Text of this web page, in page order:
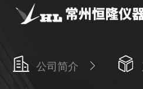
公司简介